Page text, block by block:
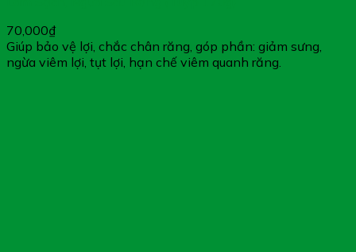
70,000₫
Giúp bảo vệ lợi, chắc chân răng, góp phần: giảm sưng,
ngừa viêm lợi, tụt lợi, hạn chế viêm quanh răng.